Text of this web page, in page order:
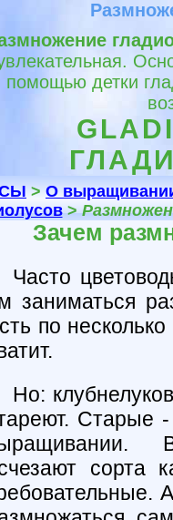
помощью детки
>О
>
Зачем
Часто
заниматься
по
Но:
Старые
сорта